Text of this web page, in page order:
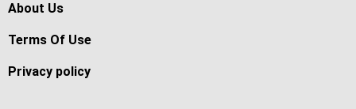
About Us
Terms Of Use
Privacy policy